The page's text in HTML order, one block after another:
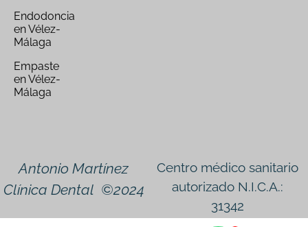
Endodoncia
en Vélez-
Málaga
Empaste
en Vélez-
Málaga
Antonio Martínez
Clínica Dental ©2024
Centro médico sanitario
autorizado N.I.C.A.:
31342